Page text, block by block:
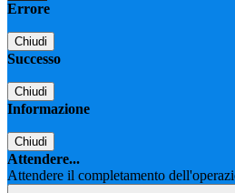
Errore
Chiudi
Successo
Chiudi
Informazione
Chiudi
Attendere...
Attendere il completamento